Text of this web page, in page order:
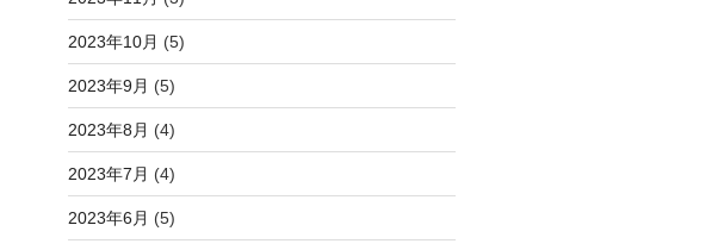
2023年10月 (5)
2023年9月 (5)
2023年8月 (4)
2023年7月 (4)
2023年6月 (5)